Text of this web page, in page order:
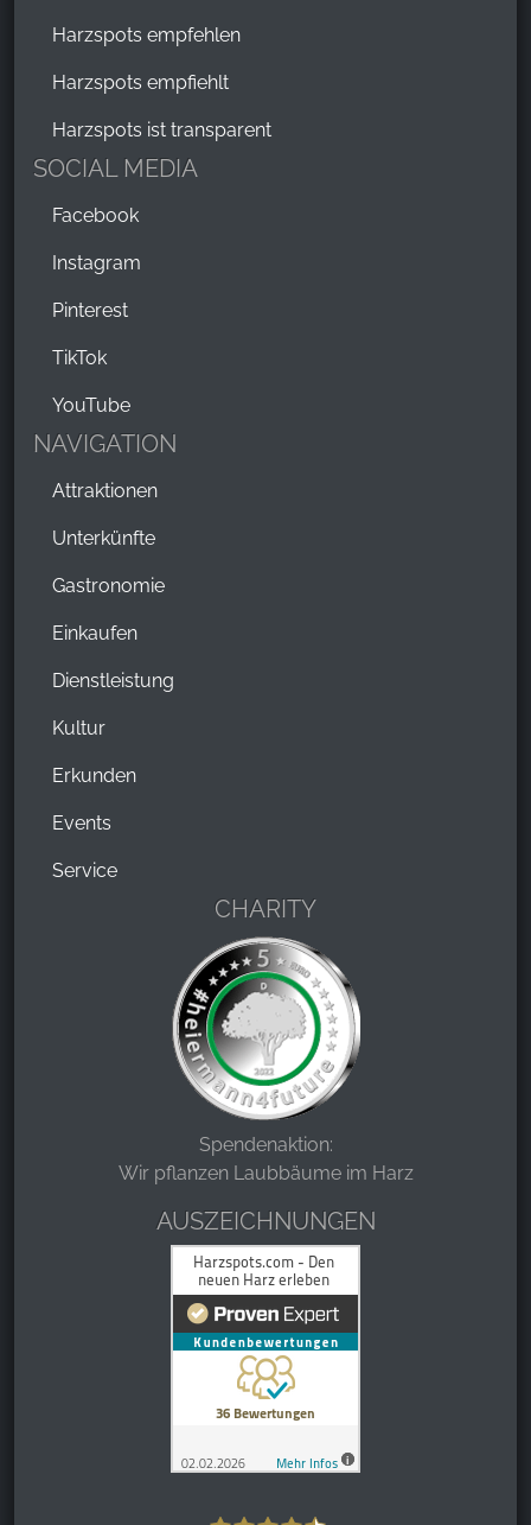
Harzspots empfehlen
Harzspots empfiehlt
Harzspots ist transparent
SOCIAL MEDIA
Facebook
Instagram
Pinterest
TikTok
YouTube
NAVIGATION
Attraktionen
Unterkünfte
Gastronomie
Einkaufen
Dienstleistung
Kultur
Erkunden
Events
Service
CHARITY
Spendenaktion:
Wir pflanzen Laubbäume im Harz
AUSZEICHNUNGEN